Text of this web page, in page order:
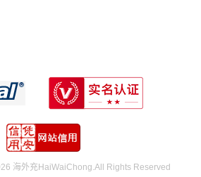
海外充HaiWaiChong.All Rights Reserved